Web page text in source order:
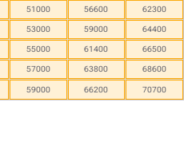
51000 56600 62300
53000 59000 64400
55000 61400 66500
57000 63800 68600
59000 66200 70700